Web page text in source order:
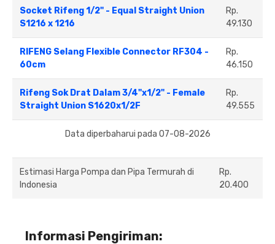
Socket Rifeng 1/2" - Equal Straight Union
S1216 x 1216
Rp.
49.130
RIFENG Selang Flexible Connector RF304 -
60cm
Rp.
46.150
Rifeng Sok Drat Dalam 3/4"x1/2" - Female
Straight Union S1620x1/2F
Rp.
49.555
Data diperbaharui pada 07-08-2026
Estimasi Harga Pompa dan Pipa Termurah di
Indonesia
Rp.
20.400
Informasi Pengiriman: